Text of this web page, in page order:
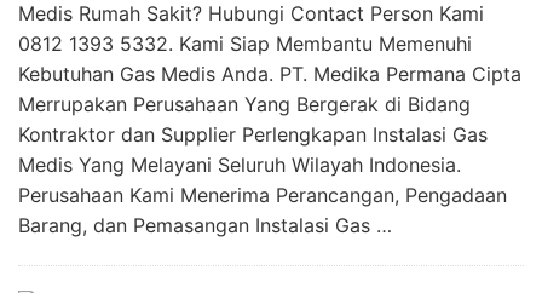
Medis Rumah Sakit? Hubungi Contact Person Kami
0812 1393 5332. Kami Siap Membantu Memenuhi
Kebutuhan Gas Medis Anda. PT. Medika Permana Cipta
Merrupakan Perusahaan Yang Bergerak di Bidang
Kontraktor dan Supplier Perlengkapan Instalasi Gas
Medis Yang Melayani Seluruh Wilayah Indonesia.
Perusahaan Kami Menerima Perancangan, Pengadaan
Barang, dan Pemasangan Instalasi Gas …